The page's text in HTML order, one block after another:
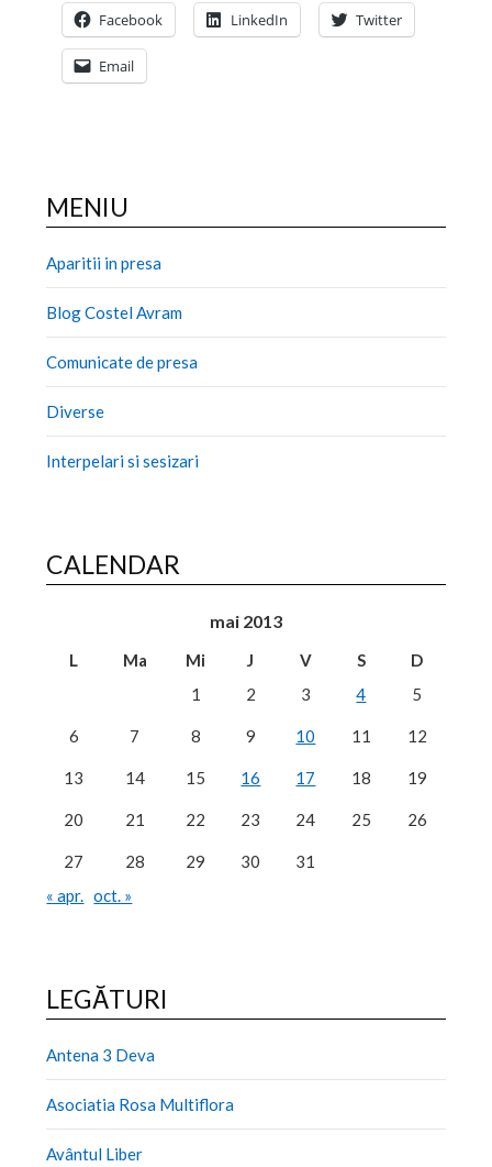
Facebook LinkedIn Twitter
Email
MENIU
Aparitii in presa
Blog Costel Avram
Comunicate de presa
Diverse
Interpelari si sesizari
CALENDAR
mai 2013
L Ma Mi J V S
D
1
2 3 4 5
6 7 8 9 10 11 12
13 14 15 16 17 18 19
20 21 22 23 24 25 26
27 28 29 30
31
« apr. oct. »
LEGĂTURI
Antena 3 Deva
Asociatia Rosa Multiflora
Avântul Liber